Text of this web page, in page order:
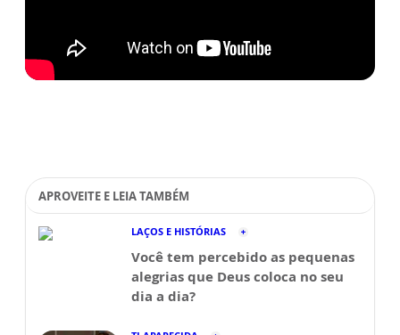
APROVEITE E LEIA TAMBÉM
LAÇOS E HISTÓRIAS
Você tem percebido as pequenas
alegrias que Deus coloca no seu
dia a dia?